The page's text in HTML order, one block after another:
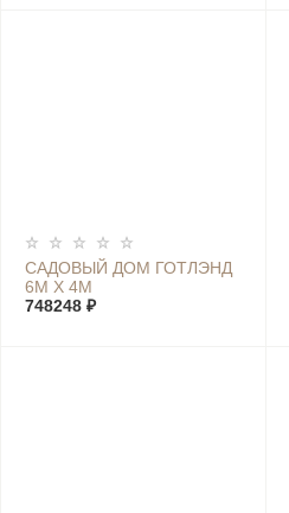
САДОВЫЙ ДОМ ГОТЛЭНД
6М Х 4М
748248 ₽